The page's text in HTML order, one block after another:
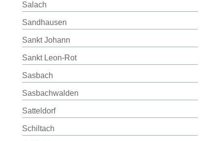
Salach
Sandhausen
Sankt Johann
Sankt Leon-Rot
Sasbach
Sasbachwalden
Satteldorf
Schiltach